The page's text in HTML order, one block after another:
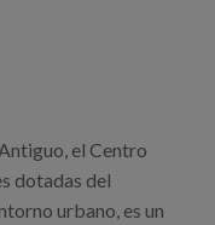
el Centro
dotadas del
urbano, es un